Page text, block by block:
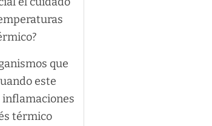
que
este
térmico